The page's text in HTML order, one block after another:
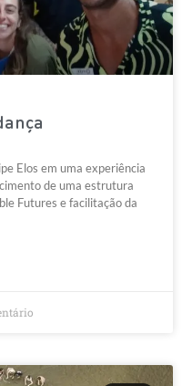
Elos em uma experiência
de uma estrutura
Futures e facilitação da